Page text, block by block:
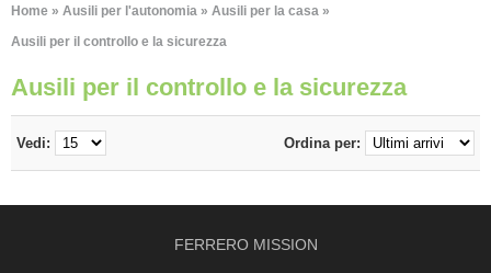
Home » Ausili per l'autonomia » Ausili per la casa »
Ausili per il controllo e la sicurezza
Ausili per il controllo e la sicurezza
Vedi: Ordina per:
FERRERO MISSION